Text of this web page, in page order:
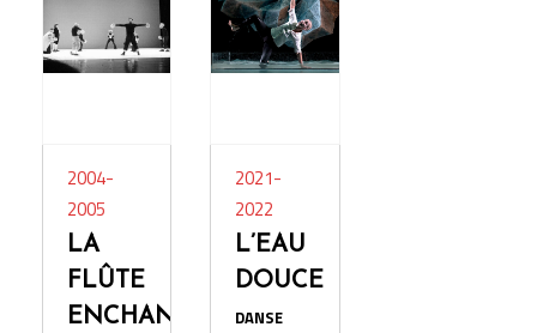
2004-
2005
LA
FLÛTE
ENCHANTÉE
2021-
2022
L’EAU
DOUCE
DANSE